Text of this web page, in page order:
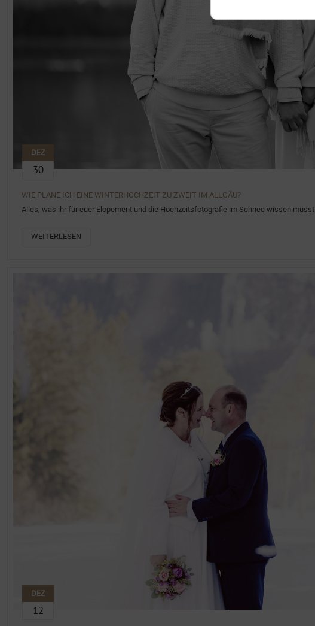
DEZ
30
WIE PLANE ICH EINE WINTERHOCHZEIT ZU ZWEIT IM ALLGÄU?
Alles, was ihr für euer Elopement und die Hochzeitsfotografie im Schnee wissen müsst
WEITERLESEN
DEZ
12